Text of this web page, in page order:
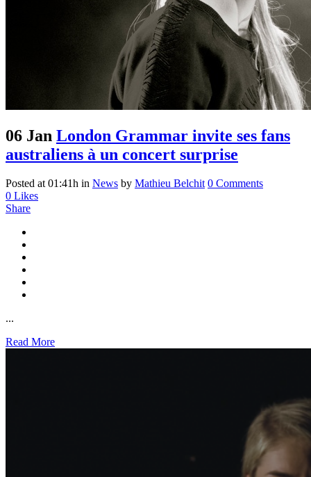
06 Jan London Grammar invite ses fans
australiens à un concert surprise
Posted at 01:41h in News by Mathieu Belchit 0 Comments
0 Likes
Share
...
Read More